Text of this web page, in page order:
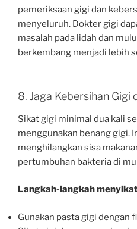
pemeriksaan gigi dan
menyeluruh. Dokter gigi
masalah pada lidah dan
berkembang menjadi lebih
8. Jaga Kebersihan Gigi
Sikat gigi minimal dua kali
menggunakan benang gigi.
menghilangkan sisa
pertumbuhan bakteria di
Langkah-langkah
Gunakan pasta gigi dengan